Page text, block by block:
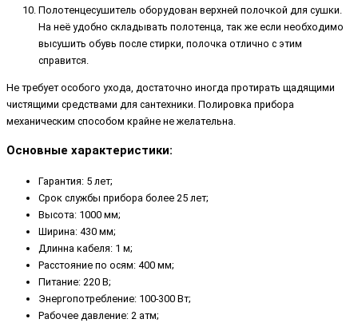
Полотенцесушитель оборудован верхней полочкой для сушки.
На неё удобно складывать полотенца, так же если необходимо
высушить обувь после стирки, полочка отлично с этим
справится.
Не требует особого ухода, достаточно иногда протирать щадящими
чистящими средствами для сантехники. Полировка прибора
механическим способом крайне не желательна.
Основные характеристики:
Гарантия: 5 лет;
Срок службы прибора более 25 лет;
Высота: 1000 мм;
Ширина: 430 мм;
Длинна кабеля: 1 м;
Расстояние по осям: 400 мм;
Питание: 220 В;
Энергопотребление: 100-300 Вт;
Рабочее давление: 2 атм;